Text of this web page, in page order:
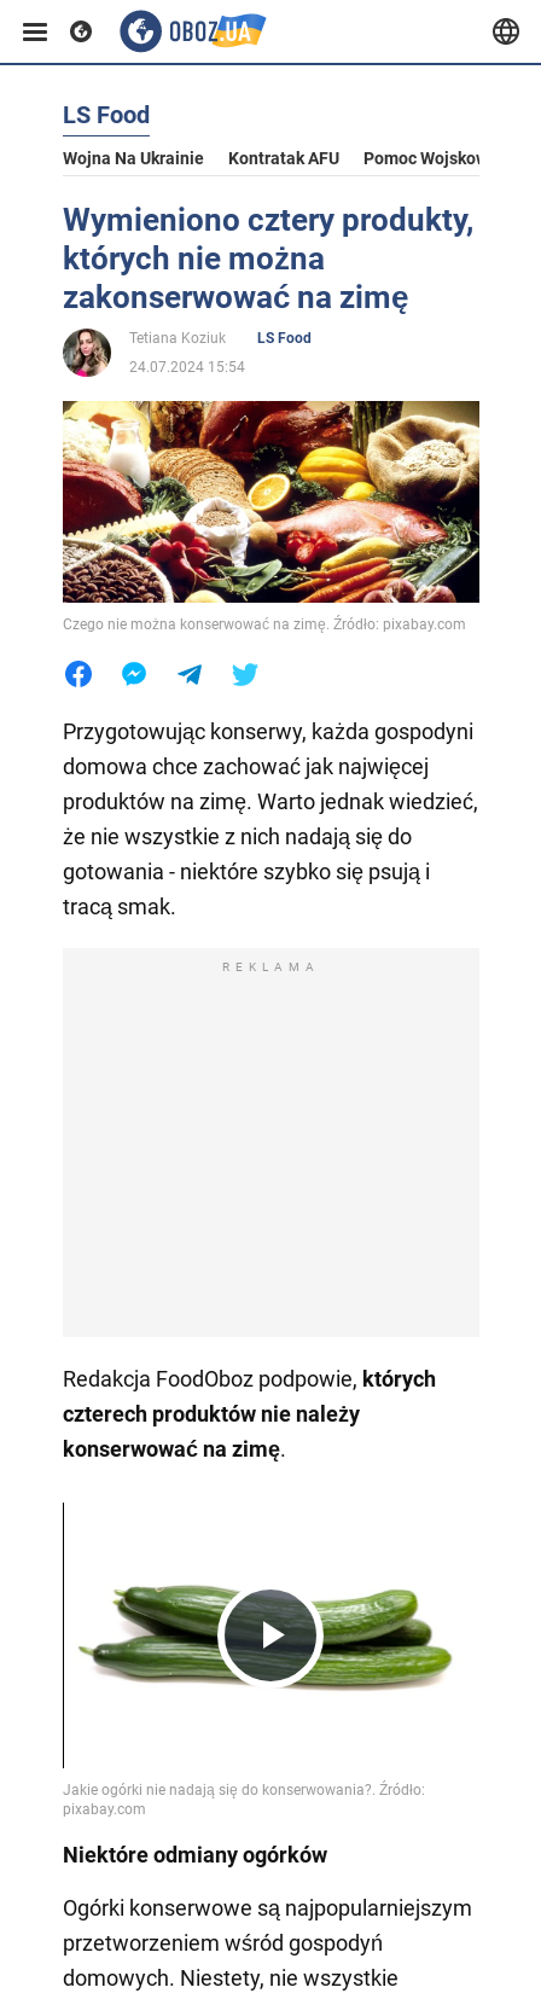
LS Food
Wojna Na Ukrainie Kontratak AFU Pomoc Wojskowa Dla
Wymieniono cztery produkty,
których nie można
zakonserwować na zimę
Tetiana Koziuk
LS Food
24.07.2024 15:54
Czego nie można konserwować na zimę. Źródło: pixabay.com
Przygotowując konserwy, każda gospodyni
domowa chce zachować jak najwięcej
produktów na zimę. Warto jednak wiedzieć,
że nie wszystkie z nich nadają się do
gotowania - niektóre szybko się psują i
tracą smak.
REKLAMA
Redakcja FoodOboz podpowie, których
czterech produktów nie należy
konserwować na zimę.
Play
Video
Niektóre odmiany ogórków
Ogórki konserwowe są najpopularniejszym
przetworzeniem wśród gospodyń
domowych. Niestety, nie wszystkie